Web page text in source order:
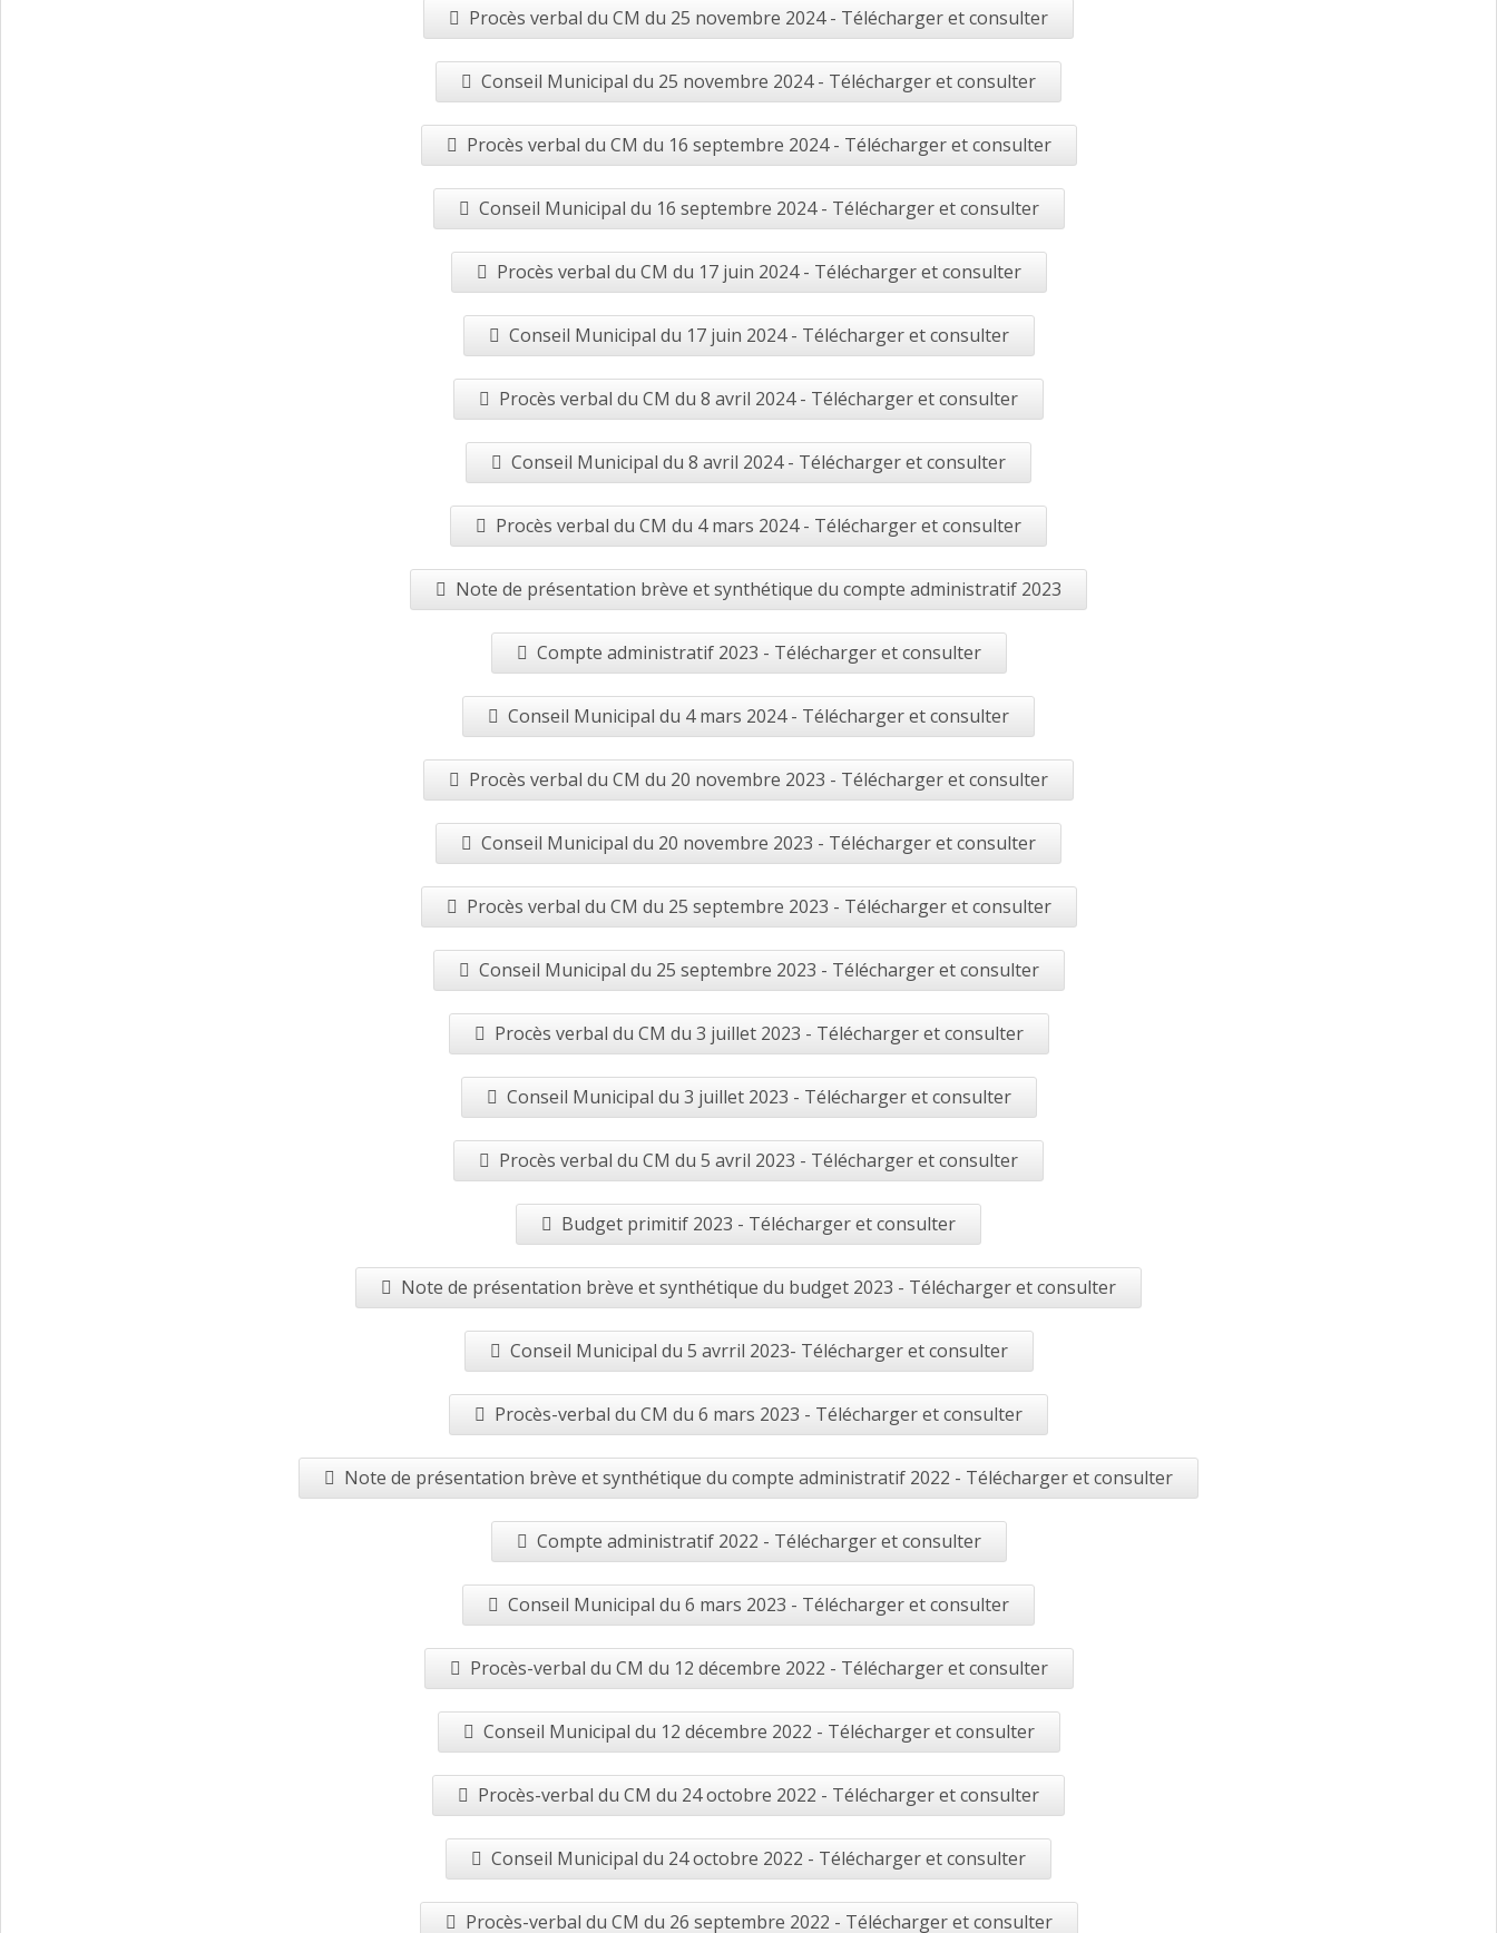
Procès verbal du CM du 25 novembre 2024 - Télécharger et consulter
Conseil Municipal du 25 novembre 2024 - Télécharger et consulter
Procès verbal du CM du 16 septembre 2024 - Télécharger et consulter
Conseil Municipal du 16 septembre 2024 - Télécharger et consulter
Procès verbal du CM du 17 juin 2024 - Télécharger et consulter
Conseil Municipal du 17 juin 2024 - Télécharger et consulter
Procès verbal du CM du 8 avril 2024 - Télécharger et consulter
Conseil Municipal du 8 avril 2024 - Télécharger et consulter
Procès verbal du CM du 4 mars 2024 - Télécharger et consulter
Note de présentation brève et synthétique du compte administratif 2023
Compte administratif 2023 - Télécharger et consulter
Conseil Municipal du 4 mars 2024 - Télécharger et consulter
Procès verbal du CM du 20 novembre 2023 - Télécharger et consulter
Conseil Municipal du 20 novembre 2023 - Télécharger et consulter
Procès verbal du CM du 25 septembre 2023 - Télécharger et consulter
Conseil Municipal du 25 septembre 2023 - Télécharger et consulter
Procès verbal du CM du 3 juillet 2023 - Télécharger et consulter
Conseil Municipal du 3 juillet 2023 - Télécharger et consulter
Procès verbal du CM du 5 avril 2023 - Télécharger et consulter
Budget primitif 2023 - Télécharger et consulter
Note de présentation brève et synthétique du budget 2023 - Télécharger et consulter
Conseil Municipal du 5 avrril 2023- Télécharger et consulter
Procès-verbal du CM du 6 mars 2023 - Télécharger et consulter
Note de présentation brève et synthétique du compte administratif 2022 - Télécharger et consulter
Compte administratif 2022 - Télécharger et consulter
Conseil Municipal du 6 mars 2023 - Télécharger et consulter
Procès-verbal du CM du 12 décembre 2022 - Télécharger et consulter
Conseil Municipal du 12 décembre 2022 - Télécharger et consulter
Procès-verbal du CM du 24 octobre 2022 - Télécharger et consulter
Conseil Municipal du 24 octobre 2022 - Télécharger et consulter
Procès-verbal du CM du 26 septembre 2022 - Télécharger et consulter